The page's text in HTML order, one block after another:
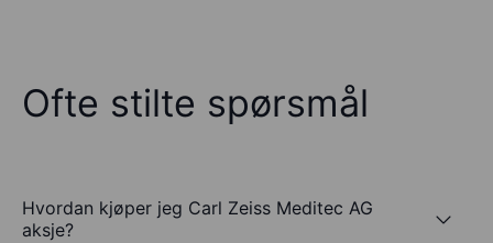
Ofte stilte spørsmål
Hvordan kjøper jeg Carl Zeiss Meditec AG
aksje?